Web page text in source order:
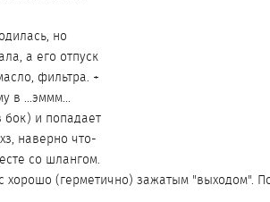
но
а его отпуск
фильтра. +
в ...эммм...
бок) и попадает
наверно что-
со шлангом.
хорошо (герметично) зажатым "выходом".